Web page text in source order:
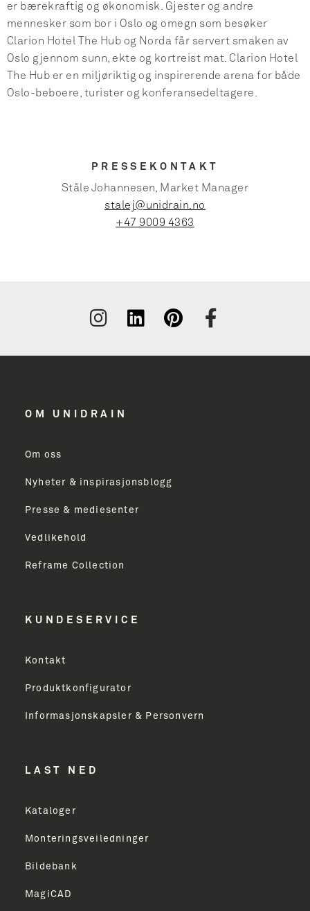
er bærekraftig og økonomisk. Gjester og andre
mennesker som bor i Oslo og omegn som besøker
Clarion Hotel The Hub og Norda får servert smaken av
Oslo gjennom sunn, ekte og kortreist mat. Clarion Hotel
The Hub er en miljøriktig og inspirerende arena for både
Oslo-beboere, turister og konferansedeltagere.
PRESSEKONTAKT
Ståle Johannesen, Market Manager
stalej@unidrain.no
+47 9009 4363
OM UNIDRAIN
Om oss
Nyheter & inspirasjonsblogg
Presse & mediesenter
Vedlikehold
Reframe Collection
KUNDESERVICE
Kontakt
Produktkonfigurator
Informasjonskapsler & Personvern
LAST NED
Kataloger
Monteringsveiledninger
Bildebank
MagiCAD